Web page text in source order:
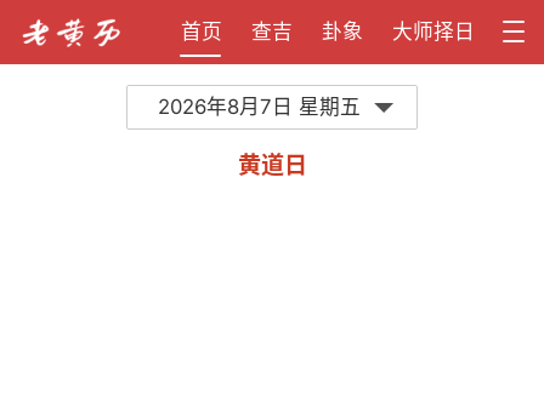
首页 查吉 卦象 大师择日
2026年8月7日 星期五
黄道日